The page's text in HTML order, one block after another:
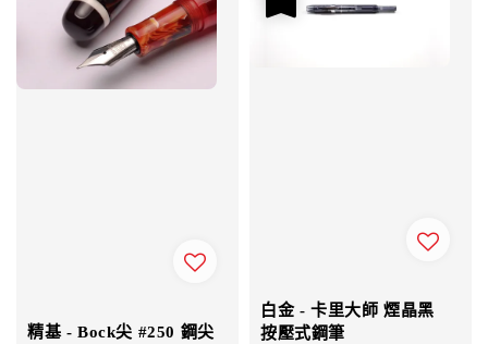
精基 - Bock尖 #250 鋼尖
白金 - 卡里大師 煙晶黑
按壓式鋼筆